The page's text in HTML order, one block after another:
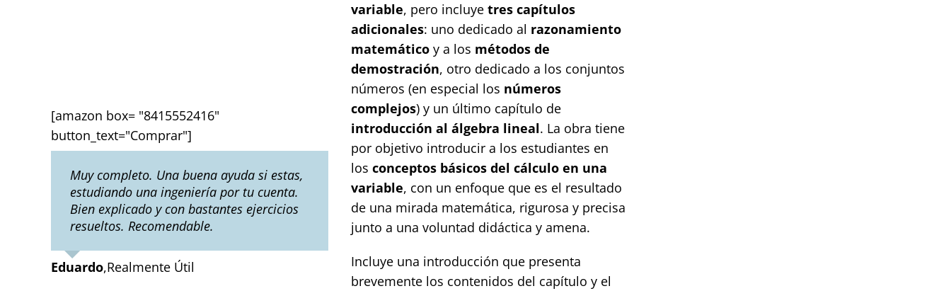
[amazon box= "8415552416"
button_text="Comprar"]
Muy completo. Una buena ayuda si estas,
estudiando una ingeniería por tu cuenta.
Bien explicado y con bastantes ejercicios
resueltos. Recomendable.
Eduardo,Realmente Útil
variable, pero incluyetres capítulos
adicionales: uno dedicado al razonamiento
matemático y a los métodos de
demostración, otro dedicado a los conjuntos
números (en especial los números
complejos) y un último capítulo de
introducción al álgebra lineal. La obra tiene
por objetivo introducir a los estudiantes en
losconceptos básicos del cálculo en una
variable, con un enfoque que es el resultado
de una mirada matemática, rigurosa y precisa
junto a una voluntad didáctica y amena.
Incluye una introducción que presenta
brevemente los contenidos del capítulo y el